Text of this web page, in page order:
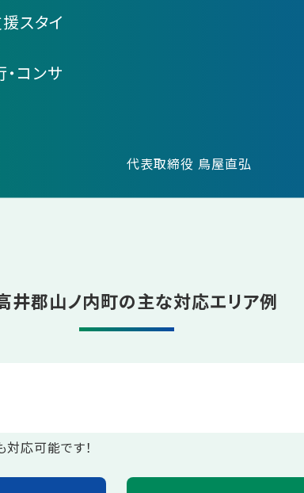
スタイ
コンサ
代表取締役 鳥屋直弘
井郡山ノ内町の主な対応エリア例
応可能です！